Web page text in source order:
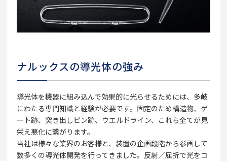
ナルックスの導光体の強み
導光体を機器に組み込んで効果的に光らせるためには、多岐
にわたる専門知識と経験が必要です。固定のため構造物、ゲ
ート跡、突き出しピン跡、ウエルドライン、これら全てが見
栄え悪化に繋がります。
当社は様々な業界のお客様と、装置の企画段階から参画して
数多くの導光体開発を行ってきました。反射／屈折で光をコ